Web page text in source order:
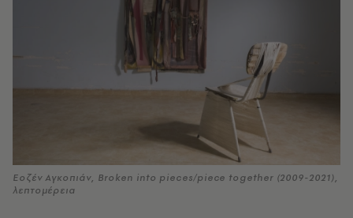
Εοζέν Αγκοπιάν, Broken into pieces/piece together (2009-2021),
λεπτομέρεια